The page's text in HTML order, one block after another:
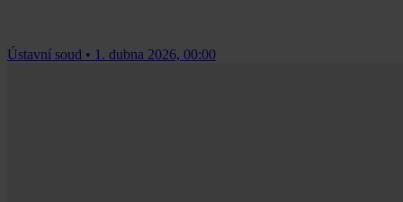
Ústavní soud • 1. dubna 2026, 00:00